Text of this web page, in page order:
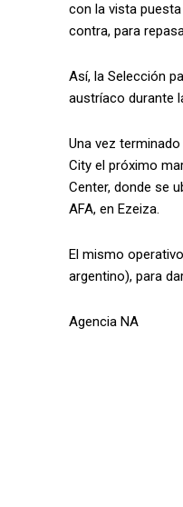
con la vista
contra, para
Así, la Selección
austríaco durante
Una vez
City el próximo
Center, donde se
AFA, en Ezeiza.
El mismo
argentino), para
Agencia NA